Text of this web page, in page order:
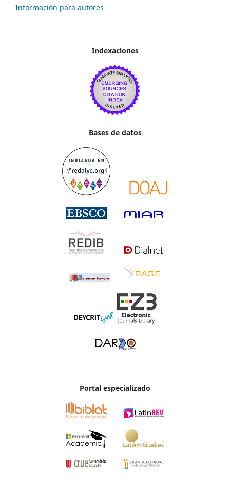
Información para autores
Indexaciones
Bases de datos
Portal especializado